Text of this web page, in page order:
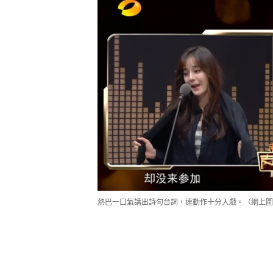
熱巴一口氣講出詩句台詞，連動作十分入戲。（網上